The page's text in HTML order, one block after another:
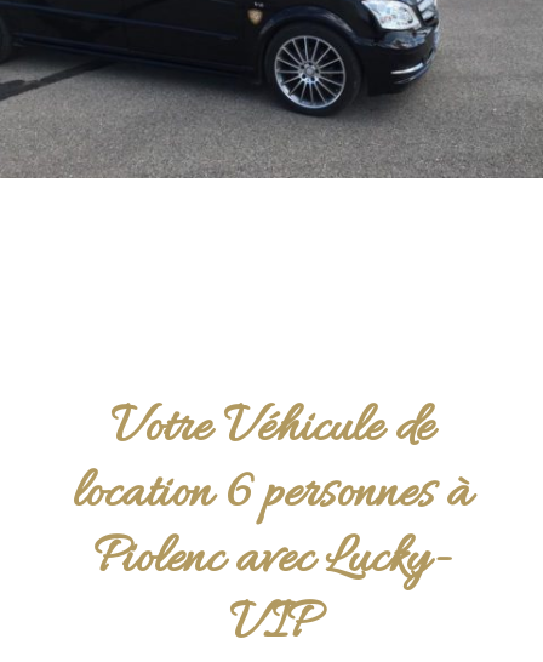
Votre Véhicule de
location 6 personnes à
Piolenc avec Lucky-
VIP